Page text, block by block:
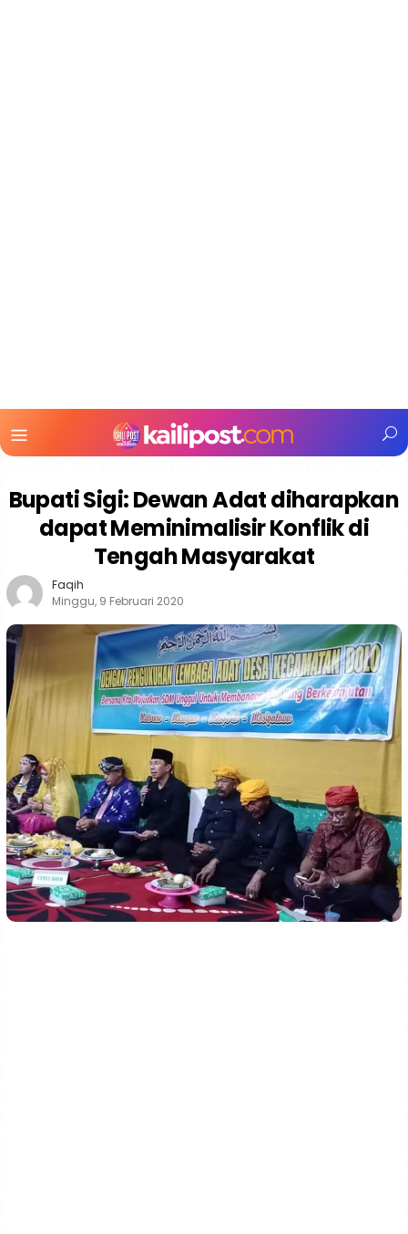
Mobile
Bupati Sigi: Dewan Adat diharapkan
dapat Meminimalisir Konflik di
Tengah Masyarakat
Faqih
Minggu, 9 Februari 2020